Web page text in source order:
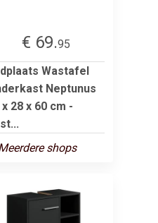
€ 69.95
Wastafel
Neptunus
x 28 x 60 cm -
shops